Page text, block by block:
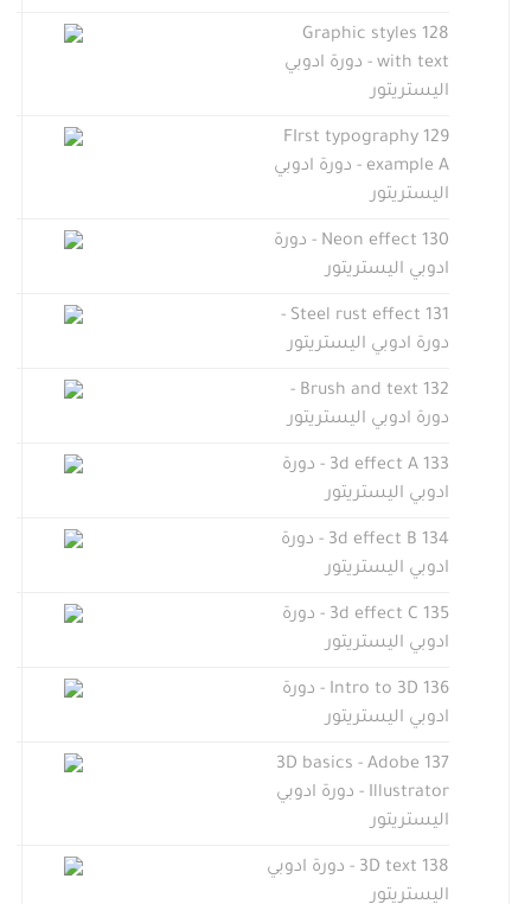
128 Graphic styles
with text - دورة ادوبي
اليستريتور
129 FIrst typography
example A - دورة ادوبي
اليستريتور
130 Neon effect - دورة
ادوبي اليستريتور
131 Steel rust effect -
دورة ادوبي اليستريتور
132 Brush and text -
دورة ادوبي اليستريتور
133 3d effect A - دورة
ادوبي اليستريتور
134 3d effect B - دورة
ادوبي اليستريتور
135 3d effect C - دورة
ادوبي اليستريتور
136 Intro to 3D - دورة
ادوبي اليستريتور
137 3D basics - Adobe
Illustrator - دورة ادوبي
اليستريتور
138 3D text - دورة ادوبي
اليستريتور